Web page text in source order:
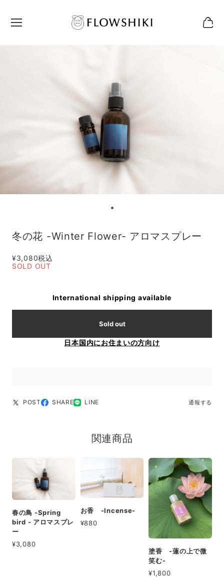
冬の花 -Winter Flower- アロマスプレー
¥3,080税込
SOLD OUT
International shipping available
Sold out
日本国内にお住まいの方向け
POST SHARE LINE 通報する
関連商品
春の鳥 -Spring
bird - アロマスプレ
ー
¥3,080
お香 -Incense-
¥880
塗香 -蓮の上で微
笑む-
¥1,800